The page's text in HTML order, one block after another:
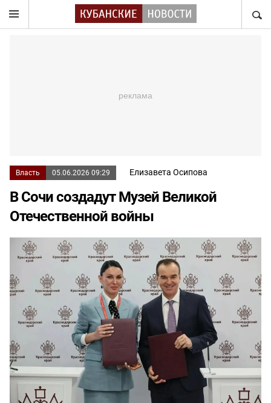
Власть 05.06.2026 09:29 Елизавета Осипова
В Сочи создадут Музей Великой
Отечественной войны